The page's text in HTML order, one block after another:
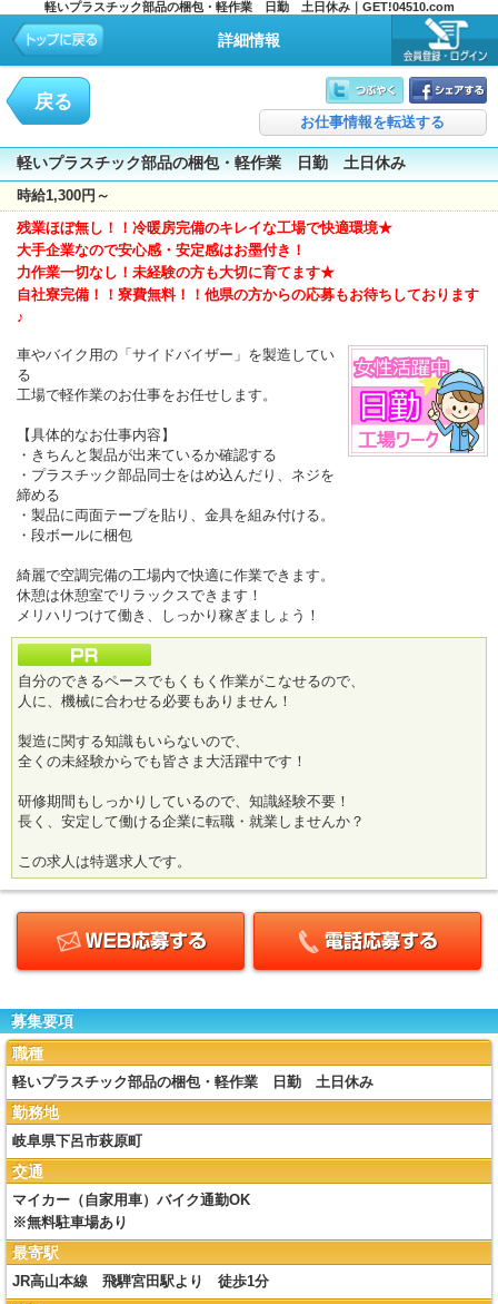
軽いプラスチック部品の梱包・軽作業 日勤 土日休み｜GET!04510.com
詳細情報
戻る
お仕事情報を転送する
軽いプラスチック部品の梱包・軽作業 日勤 土日休み
時給1,300円～
残業ほぼ無し！！冷暖房完備のキレイな工場で快適環境★
大手企業なので安心感・安定感はお墨付き！
力作業一切なし！未経験の方も大切に育てます★
自社寮完備！！寮費無料！！他県の方からの応募もお待ちしております
♪
車やバイク用の「サイドバイザー」を製造してい
る
工場で軽作業のお仕事をお任せします。
【具体的なお仕事内容】
・きちんと製品が出来ているか確認する
・プラスチック部品同士をはめ込んだり、ネジを
締める
・製品に両面テープを貼り、金具を組み付ける。
・段ボールに梱包
綺麗で空調完備の工場内で快適に作業できます。
休憩は休憩室でリラックスできます！
メリハリつけて働き、しっかり稼ぎましょう！
自分のできるペースでもくもく作業がこなせるので、
人に、機械に合わせる必要もありません！
製造に関する知識もいらないので、
全くの未経験からでも皆さま大活躍中です！
研修期間もしっかりしているので、知識経験不要！
長く、安定して働ける企業に転職・就業しませんか？
この求人は特選求人です。
募集要項
職種
軽いプラスチック部品の梱包・軽作業 日勤 土日休み
勤務地
岐阜県下呂市萩原町
交通
マイカー（自家用車）バイク通勤OK
※無料駐車場あり
最寄駅
JR高山本線 飛騨宮田駅より 徒歩1分